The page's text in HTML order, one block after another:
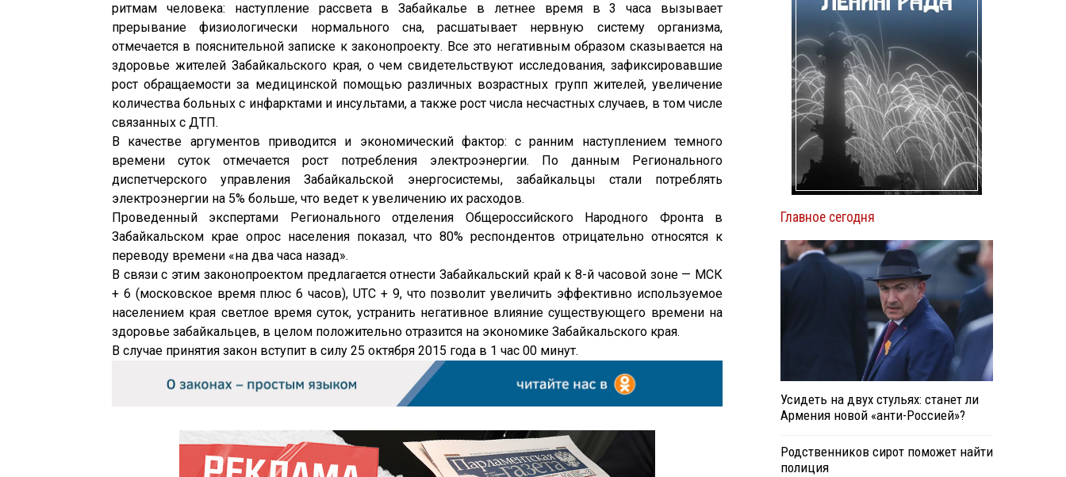
ритмам человека: наступление рассвета в Забайкалье в летнее время в 3 часа вызывает
прерывание физиологически нормального сна, расшатывает нервную систему организма,
отмечается в пояснительной записке к законопроекту. Все это негативным образом сказывается на
здоровье жителей Забайкальского края, о чем свидетельствуют исследования, зафиксировавшие
рост обращаемости за медицинской помощью различных возрастных групп жителей, увеличение
количества больных с инфарктами и инсультами, а также рост числа несчастных случаев, в том числе
связанных с ДТП.
В качестве аргументов приводится и экономический фактор: с ранним наступлением темного
времени суток отмечается рост потребления электроэнергии. По данным Регионального
диспетчерского управления Забайкальской энергосистемы, забайкальцы стали потреблять
электроэнергии на 5% больше, что ведет к увеличению их расходов.
Проведенный экспертами Регионального отделения Общероссийского Народного Фронта в
Забайкальском крае опрос населения показал, что 80% респондентов отрицательно относятся к
переводу времени «на два часа назад».
В связи с этим законопроектом предлагается отнести Забайкальский край к 8-й часовой зоне — МСК
+ 6 (московское время плюс 6 часов), UTC + 9, что позволит увеличить эффективно используемое
населением края светлое время суток, устранить негативное влияние существующего времени на
здоровье забайкальцев, в целом положительно отразится на экономике Забайкальского края.
В случае принятия закон вступит в силу 25 октября 2015 года в 1 час 00 минут.
Главное сегодня
Усидеть на двух стульях: станет ли
Армения новой «анти-Россией»?
Родственников сирот поможет найти
полиция